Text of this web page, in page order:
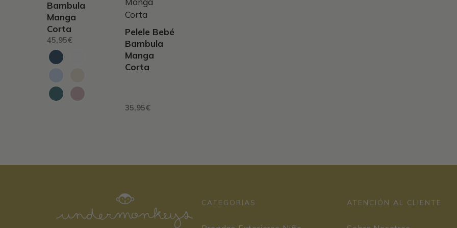
Bambula
Manga
Corta
45,95€
variantes.
Las
opciones
se
pueden
en
la
Pelele Bebé
Bambula
Manga
Corta
35,95€
CATEGORIAS ATENCIÓN AL CLIENTE